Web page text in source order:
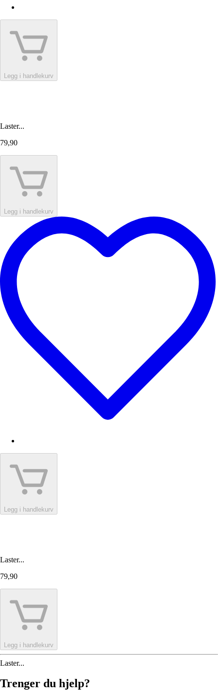
Legg i handlekurv
Laster...
79,90
Legg i handlekurv
Legg i handlekurv
Laster...
79,90
Legg i handlekurv
Laster...
Trenger du hjelp?